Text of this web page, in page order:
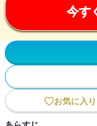
今す
お気に入り